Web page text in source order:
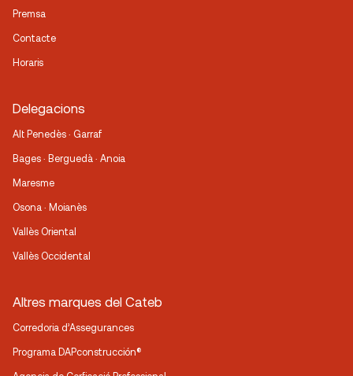
Premsa
Contacte
Horaris
Delegacions
Alt Penedès · Garraf
Bages · Berguedà · Anoia
Maresme
Osona · Moianès
Vallès Oriental
Vallès Occidental
Altres marques del Cateb
Corredoria d’Assegurances
Programa DAPconstrucción®